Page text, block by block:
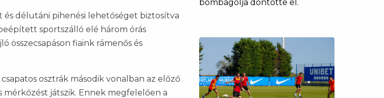
délutáni pihenési lehetőséget biztosítva
sportszálló elé három órás
összecsapáson fiaink rámenős és
osztrák második vonalban az előző
mérkőzést játszik. Ennek megfelelően a
bombagólja döntötte el.